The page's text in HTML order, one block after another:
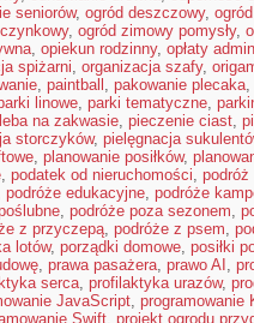
seniorów, ogród deszczowy,
, ogród zimowy pomysły,
, opiekun rodzinny, opłaty
spiżarni, organizacja szafy,
, paintball , pakowanie plecaka,
linowe, parki tematyczne,
na zakwasie, pieczenie ciast,
storczyków, pielęgnacja
, planowanie posiłków,
, podatek od nieruchomości, podróż
podróże edukacyjne, podróże
, podróże poza sezonem,
z przyczepą, podróże z psem,
lotów, porządki domowe, posiłki
, prawa pasażera, prawo AI ,
serca, profilaktyka urazów,
JavaScript, programowanie
Swift, projekt ogrodu